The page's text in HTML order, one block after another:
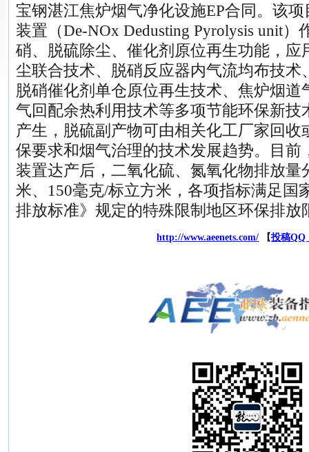
宝钢湛江焦炉烟气净化设施EP合同。该
装置（De-NOx Dedusting Pyrolysis unit
硝、脱硫除尘、催化剂原位再生功能，应
尘联合技术、脱硝反应器内气流均布技术
脱硝催化剂单仓原位再生技术、焦炉烟
气回配余热利用技术等多项节能环保新技
产生，脱硫副产物可由相关化工厂家回
保要求和烟气治理的技术发展趋势。目前
装置达产后，二氧化硫、氮氧化物排放量
米、150毫克/标立方米，各项指标满足国
排放标准》规定的特殊限制地区环保排放
能源网http://www.aeenets.com/ 【投稿QQ